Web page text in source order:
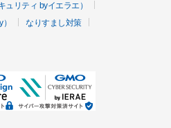
リティ byイエラエ）
なりすまし対策